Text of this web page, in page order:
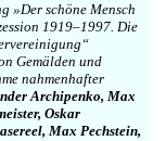
»Der schöne Mensch
1919–1997. Die
Gemälden und
nahmenhafter
Archipenko, Max
Oskar
Max Pechstein,